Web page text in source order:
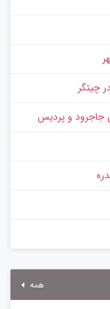
چیتگر
جاجرود و پردیس
همه